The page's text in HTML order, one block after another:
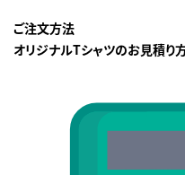
ご注文方法
オリジナルTシャツのお見積り